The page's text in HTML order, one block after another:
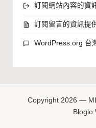
訂閱網站內容的資
訂閱留言的資訊提
WordPress.org 台
Copyright 2026 —
Bloglo